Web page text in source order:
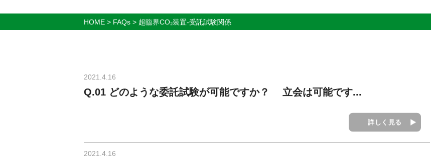
HOME > FAQs > 超臨界CO₂装置-受託試験関係
2021.4.16
Q.01 どのような委託試験が可能ですか？ 立会は可能です...
詳しく見る
2021.4.16